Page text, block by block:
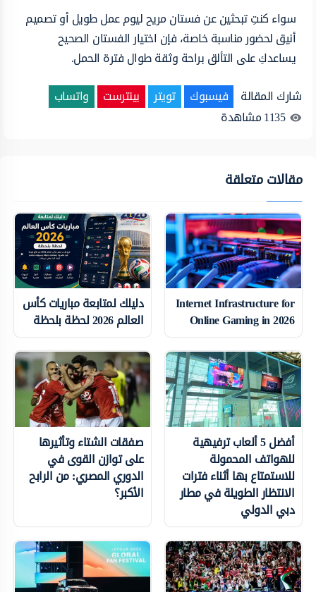
سواء كنتِ تبحثين عن فستان مريح ليوم عمل طويل أو تصميم
أنيق لحضور مناسبة خاصة، فإن اختيار الفستان الصحيح
يساعدكِ على التألق براحة وثقة طوال فترة الحمل.
شارك المقالة
فيسبوك تويتر بينترست
واتساب
1135مشاهدة
مقالات متعلقة
Internet Infrastructure for
Online Gaming in 2026
دليلك لمتابعة مباريات كأس
العالم 2026 لحظة بلحظة
أفضل 5 ألعاب ترفيهية
للهواتف المحمولة
للاستمتاع بها أثناء فترات
الانتظار الطويلة في مطار
دبي الدولي
صفقات الشتاء وتأثيرها
على توازن القوى في
الدوري المصري: من الرابح
الأكبر؟